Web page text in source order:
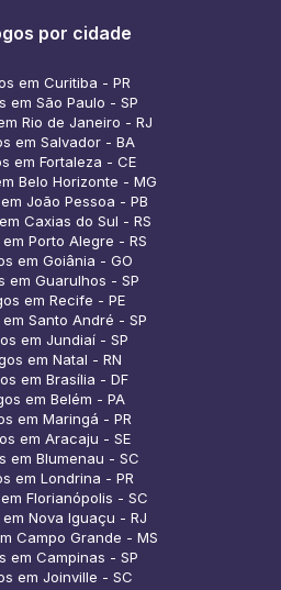
por cidade
em Curitiba - PR
em São Paulo - SP
Rio de Janeiro - RJ
em Salvador - BA
em Fortaleza - CE
Belo Horizonte - MG
João Pessoa - PB
Caxias do Sul - RS
Porto Alegre - RS
em Goiânia - GO
em Guarulhos - SP
em Recife - PE
Santo André - SP
em Jundiaí - SP
em Natal - RN
em Brasília - DF
em Belém - PA
em Maringá - PR
em Aracaju - SE
em Blumenau - SC
em Londrina - PR
Florianópolis - SC
Nova Iguaçu - RJ
Campo Grande - MS
em Campinas - SP
em Joinville - SC